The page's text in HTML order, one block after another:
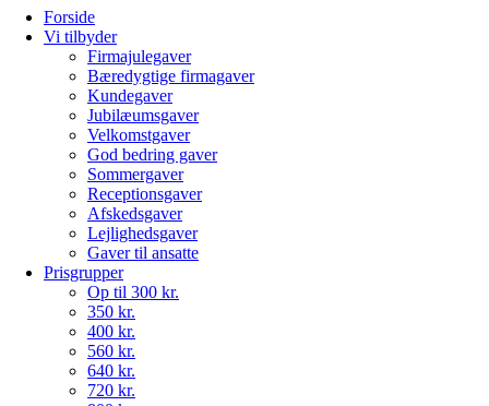
Forside
Vi tilbyder
Firmajulegaver
Bæredygtige firmagaver
Kundegaver
Jubilæumsgaver
Velkomstgaver
God bedring gaver
Sommergaver
Receptionsgaver
Afskedsgaver
Lejlighedsgaver
Gaver til ansatte
Prisgrupper
Op til 300 kr.
350 kr.
400 kr.
560 kr.
640 kr.
720 kr.